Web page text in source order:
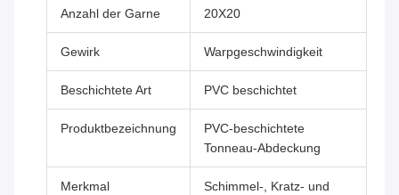
Anzahl der Garne 20X20
Gewirk Warpgeschwindigkeit
Beschichtete Art PVC beschichtet
Produktbezeichnung
PVC-beschichtete
Tonneau-Abdeckung
Merkmal
Schimmel-, Kratz- und